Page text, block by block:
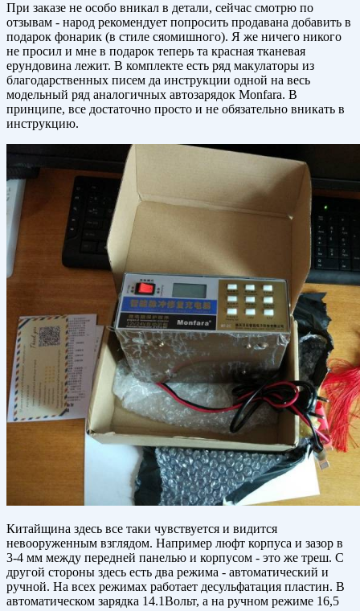
При заказе не особо вникал в детали, сейчас смотрю по
отзывам - народ рекомендует попросить продавана добавить в
подарок фонарик (в стиле сяомишного). Я же ничего никого
не просил и мне в подарок теперь та красная тканевая
ерундовина лежит. В комплекте есть ряд макулаторы из
благодарственных писем да инструкции одной на весь
модельный ряд аналогичных автозарядок Monfara. В
принципе, все достаточно просто и не обязательно вникать в
инструкцию.
Китайщина здесь все таки чувствуется и видится
невооруженным взглядом. Например люфт корпуса и зазор в
3-4 мм между передней панелью и корпусом - это же треш. С
другой стороны здесь есть два режима - автоматический и
ручной. На всех режимах работает десульфатация пластин. В
автоматическом зарядка 14.1Вольт, а на ручном режиме 16,5